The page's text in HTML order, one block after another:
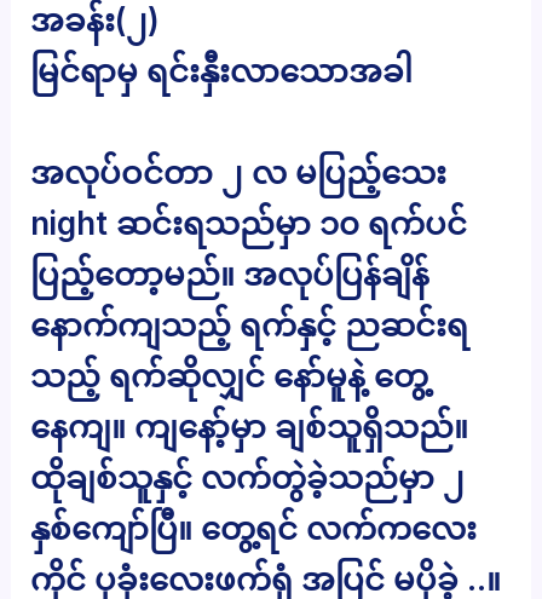
အခန်း(၂)
မြင်ရာမှ ရင်းနှီးလာသောအခါ
အလုပ်ဝင်တာ ၂ လ မပြည့်သေး
night ဆင်းရသည်မှာ ၁၀ ရက်ပင်
ပြည့်တော့မည်။ အလုပ်ပြန်ချိန်
နောက်ကျသည့် ရက်နှင့် ညဆင်းရ
သည့် ရက်ဆိုလျှင် နော်မူနဲ့ တွေ့
နေကျ။ ကျနော့်မှာ ချစ်သူရှိသည်။
ထိုချစ်သူနှင့် လက်တွဲခဲ့သည်မှာ ၂
နှစ်ကျော်ပြီ။ တွေ့ရင် လက်ကလေး
ကိုင် ပုခုံးလေးဖက်ရုံ အပြင် မပိုခဲ့ ..။